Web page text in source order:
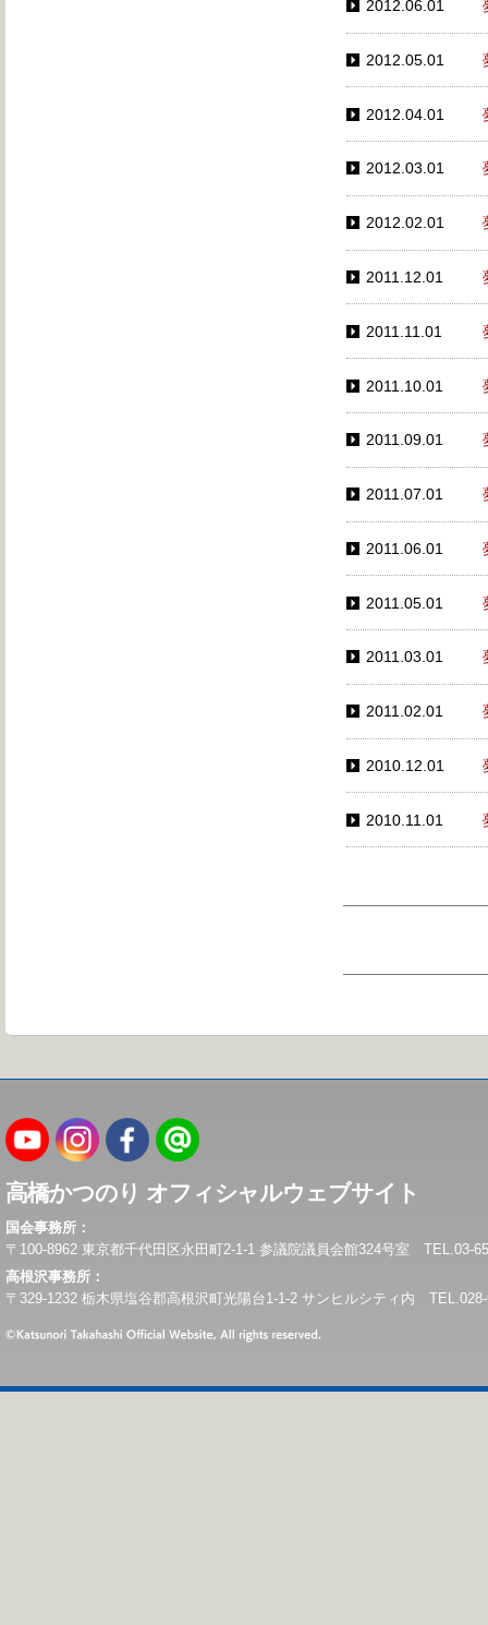
2012.06.01
2012.05.01
2012.04.01
2012.03.01
2012.02.01
2011.12.01
2011.11.01
2011.10.01
2011.09.01
2011.07.01
2011.06.01
2011.05.01
2011.03.01
2011.02.01
2010.12.01
2010.11.01
高橋かつのり オフィシャルウェブサイト
国会事務所：
〒100-8962 東京都千代田区永田町2-1-1 参議院議員会館324号室 TEL.03-
高根沢事務所：
〒329-1232 栃木県塩谷郡高根沢町光陽台1-1-2 サンヒルシティ内